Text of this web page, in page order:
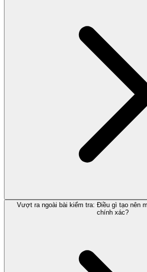
Vượt ra ngoài bài kiểm tra: Điều gì tạo nên
chính xác?